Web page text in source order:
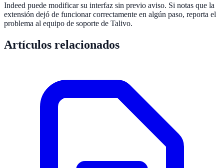
Indeed puede modificar su interfaz sin previo aviso. Si notas que la
extensión dejó de funcionar correctamente en algún paso, reporta el
problema al equipo de soporte de Talivo.
Artículos relacionados